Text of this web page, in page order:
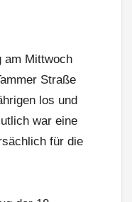
am Mittwoch
Straße
los und
war eine
für die